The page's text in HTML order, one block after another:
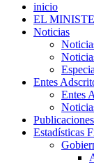
inicio
EL
Noticias
Entes
Entes
Publicaciones
Estadísticas